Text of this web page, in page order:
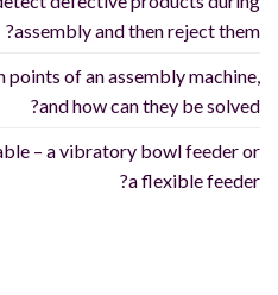
assembly and then reject them?
of an assembly machine,
and how can they be solved?
– a vibratory bowl feeder or
a flexible feeder?